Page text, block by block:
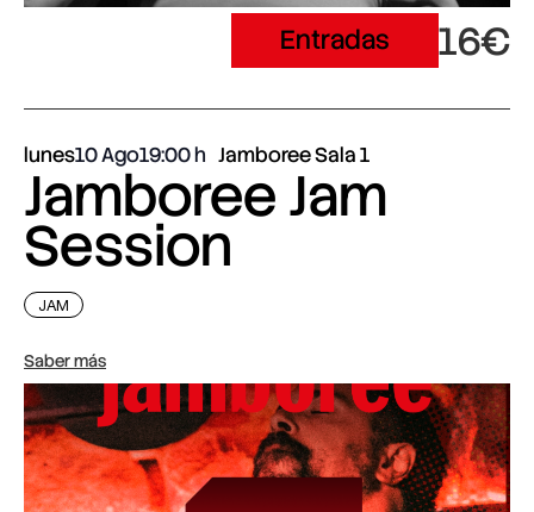
Entradas 16€
lunes10 Ago19:00 Jamboree Sala 1
Jamboree Jam
Session
JAM
Saber más